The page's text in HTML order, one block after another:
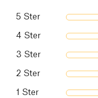
Met haverextracten
geur van lavendel en
en lichaam. Ook
een gevoelige huid.
Een onmisbaar
Ingrediënten uit
5 Ster
4 Ster
3 Ster
2 Ster
1 Ster